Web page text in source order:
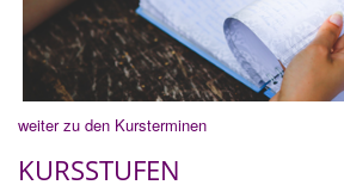
weiter zu den Kursterminen
KURSSTUFEN